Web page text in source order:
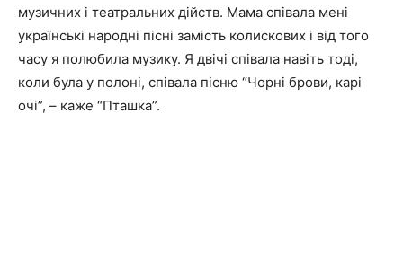
музичних і театральних дійств. Мама співала мені
українські народні пісні замість колискових і від того
часу я полюбила музику. Я двічі співала навіть тоді,
коли була у полоні, співала пісню “Чорні брови, карі
очі”, – каже “Пташка”.